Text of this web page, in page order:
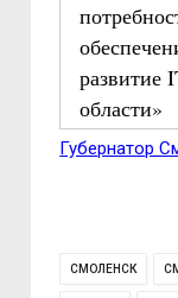
развитие
области»
Губернатор
СМОЛЕНСК